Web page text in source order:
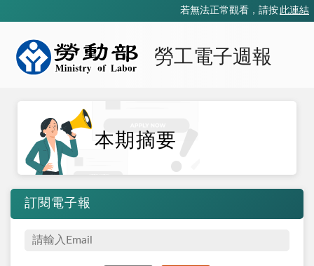
若無法正常觀看，請按 此連結
勞工電子週報
本期摘要
訂閱電子報